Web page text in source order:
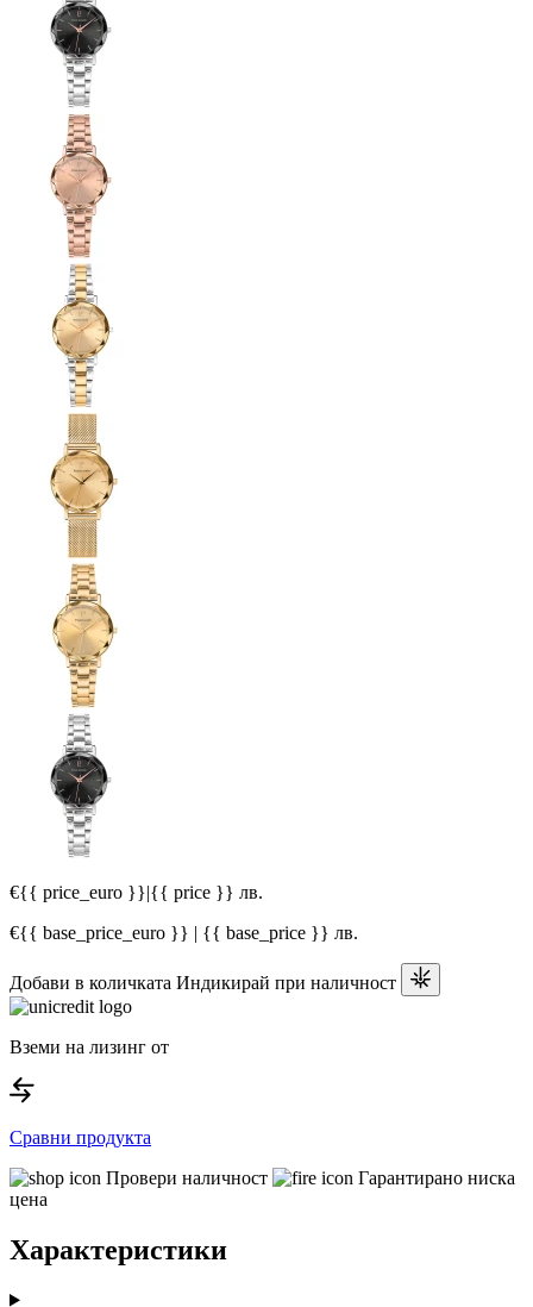
€{{ price_euro }}|{{ price }} лв.
€{{ base_price_euro }} | {{ base_price }} лв.
Добави в количката Индикирай при наличност
Вземи на лизинг от
Сравни продукта
Провери наличност
Гарантирано ниска
цена
Характеристики